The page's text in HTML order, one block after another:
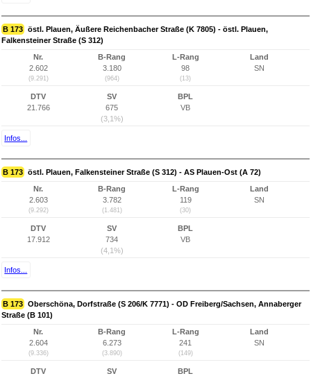
B 173 östl. Plauen, Äußere Reichenbacher Straße (K 7805) - östl. Plauen,
Falkensteiner Straße (S 312)
Nr.
2.602
(9.291)
B-Rang
3.180
(964)
L-Rang
98
(13)
Land
SN
DTV
21.766
SV
675
(3,1%)
BPL
VB
Infos...
B 173 östl. Plauen, Falkensteiner Straße (S 312) - AS Plauen-Ost (A 72)
Nr.
2.603
(9.292)
B-Rang
3.782
(1.481)
L-Rang
119
(30)
Land
SN
DTV
17.912
SV
734
(4,1%)
BPL
VB
Infos...
B 173 Oberschöna, Dorfstraße (S 206/K 7771) - OD Freiberg/Sachsen, Annaberger
Straße (B 101)
Nr.
2.604
(9.336)
B-Rang
6.273
(3.890)
L-Rang
241
(149)
Land
SN
DTV
SV
BPL